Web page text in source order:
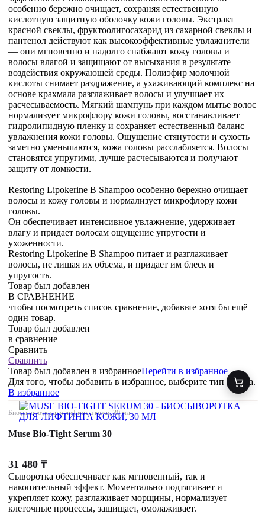
особенно бережно очищает, сохраняя естественную
кислотную защитную оболочку кожи головы. Экстракт
красной свеклы, фруктоолигосахарид из сахарной свеклы и
пантенол действуют как высокоэффективные увлажнители
— они мгновенно и надолго снабжают кожу головы и
волосы влагой и защищают от высыхания в результате
воздействия окружающей среды. Полиэфир молочной
кислоты снимает раздражение, а ухаживающий комплекс на
основе крахмала разглаживает волосы и улучшает их
расчесываемость. Мягкий шампунь при каждом мытье волос
нормализует микрофлору кожи головы, восстанавливает
гидролипидную пленку и сохраняет естественный баланс
увлажнения кожи головы. Ощущение стянутости и сухость
заметно уменьшаются, кожа головы расслабляется. Волосы
становятся упругими, лучше расчесываются и получают
защиту от ломкости.
Restoring Lipokerine B Shampoo особенно бережно очищает
волосы и кожу головы и нормализует микрофлору кожи
головы.
Он обеспечивает интенсивное увлажнение, удерживает
влагу и придает волосам ощущение упругости и
ухоженности.
Restoring Lipokerine B Shampoo питает и разглаживает
волосы, не лишая их объема, и придает им блеск и
упругость.
Товар был добавлен
В СРАВНЕНИЕ
чтобы посмотреть список сравнение, добавьте хотя бы ещё
один товар.
Товар был добавлен
в сравнение
Сравнить
Сравнить
Товар был добавлен в избранноеПерейти в избранное
Для того, чтобы добавить в избранное, выберите тип товара.
В избранное
Биосыворотка для лифтинга кожи, 30 мл
Muse Bio-Tight Serum 30
31 480 ₸
Сыворотка обеспечивает как мгновенный, так и
накопительный эффект. Моментально подтягивает и
укрепляет кожу, разглаживает морщины, нормализует
клеточные процессы, защищает, омолаживает.